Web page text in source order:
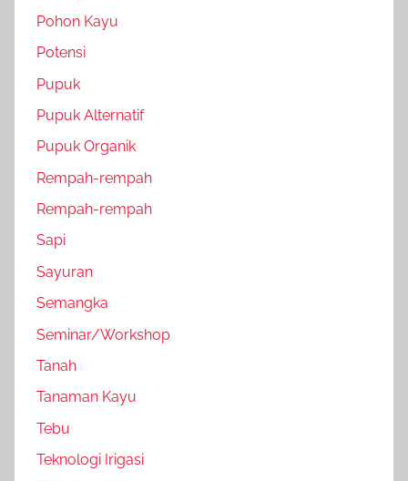
Pohon Kayu
Potensi
Pupuk
Pupuk Alternatif
Pupuk Organik
Rempah-rempah
Rempah-rempah
Sapi
Sayuran
Semangka
Seminar/Workshop
Tanah
Tanaman Kayu
Tebu
Teknologi Irigasi